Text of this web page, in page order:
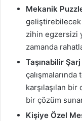
Mekanik
zihin egzersizi
zamanda
Taşınabilir Şarj
çalışmalarında
karşılaşılan
bir çözüm
Kişiye Özel